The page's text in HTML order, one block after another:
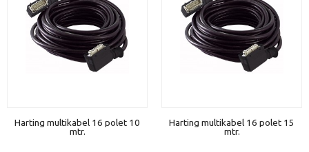
Harting multikabel 16 polet 10
mtr.
Harting multikabel 16 polet 15
mtr.